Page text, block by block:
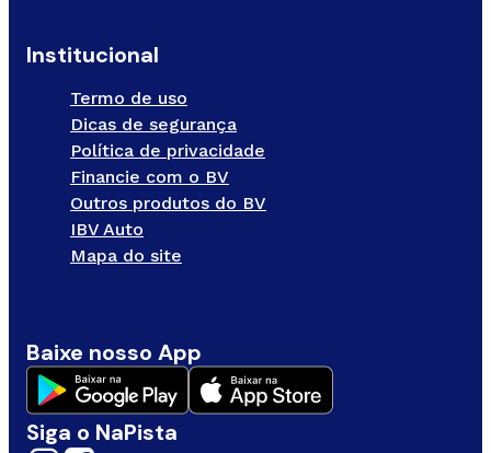
Institucional
Termo de uso
Dicas de segurança
Política de privacidade
Financie com o BV
Outros produtos do BV
IBV Auto
Mapa do site
Baixe nosso App
Siga o NaPista